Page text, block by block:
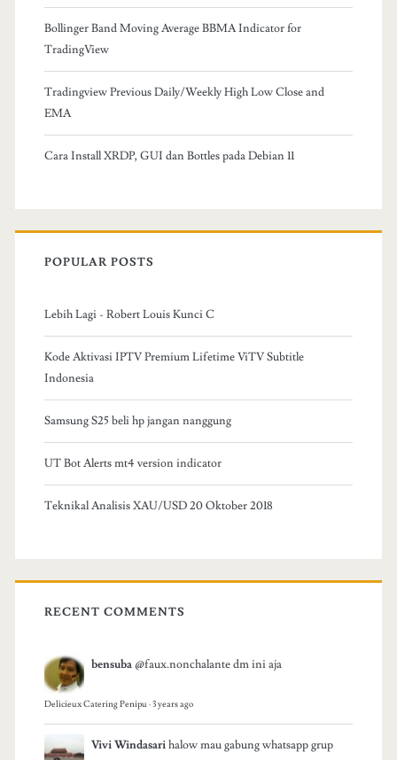
Bollinger Band Moving Average BBMA Indicator for
TradingView
Tradingview Previous Daily/Weekly High Low Close and
EMA
Cara Install XRDP, GUI dan Bottles pada Debian 11
POPULAR POSTS
Lebih Lagi - Robert Louis Kunci C
Kode Aktivasi IPTV Premium Lifetime ViTV Subtitle
Indonesia
Samsung S25 beli hp jangan nanggung
UT Bot Alerts mt4 version indicator
Teknikal Analisis XAU/USD 20 Oktober 2018
RECENT COMMENTS
bensuba @faux.nonchalante dm ini aja
Delicieux Catering Penipu·3 years ago
Vivi Windasari halow mau gabung whatsapp grup